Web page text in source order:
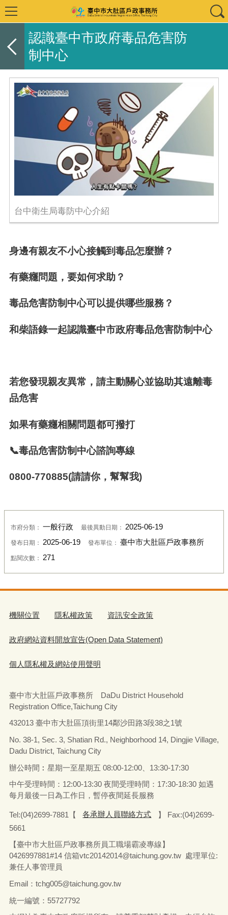
認識臺中市政府毒品危害防
制中心
台中衛生局毒防中心介紹
身邊有親友不小心接觸到毒品怎麼辦？
有藥癮問題，要如何求助？
毒品危害防制中心可以提供哪些服務？
和柴語錄一起認識臺中市政府毒品危害防制中心
若您發現親友異常，請主動關心並協助其遠離毒
品危害
如果有藥癮相關問題都可撥打
📞毒品危害防制中心諮詢專線
0800-770885(請請你，幫幫我)
市府分類： 一般行政 最後異動日期： 2025-06-19
發布日期： 2025-06-19 發布單位： 臺中市大肚區戶政事務所
點閱次數： 271
機關位置 隱私權政策 資訊安全政策
政府網站資料開放宣告(Open Data Statement)
個人隱私權及網站使用聲明
臺中市大肚區戶政事務所 DaDu District Household
Registration Office,Taichung City
432013 臺中市大肚區頂街里14鄰沙田路3段38之1號
No. 38-1, Sec. 3, Shatian Rd., Neighborhood 14, Dingjie Village,
Dadu District, Taichung City
辦公時間︰星期一至星期五 08:00-12:00、13:30-17:30
中午受理時間：12:00-13:30 夜間受理時間：17:30-18:30 如遇
每月最後一日為工作日，暫停夜間延長服務
Tel:(04)2699-7881【 各承辦人員聯絡方式
】 Fax:(04)2699-
5661
【臺中市大肚區戶政事務所員工職場霸凌專線】
0426997881#14 信箱vtc20142014@taichung.gov.tw 處理單位:
兼任人事管理員
Email：tchg005@taichung.gov.tw
統一編號：55727792